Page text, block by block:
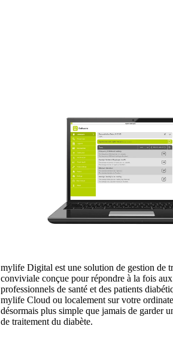
mylife Digital est une solution de gestion de
conviviale conçue pour répondre à la fois
professionnels de santé et des patients
mylife Cloud ou localement sur votre
désormais plus simple que jamais de garder
de traitement du diabète.